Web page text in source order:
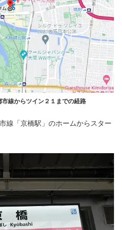
線からツイン２１までの経路
線「京橋駅」のホームからスター